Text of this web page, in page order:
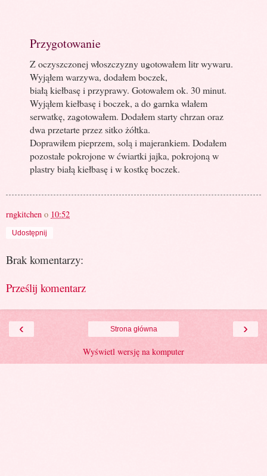
Przygotowanie
Z oczyszczonej włoszczyzny ugotowałem litr wywaru.
Wyjąłem warzywa, dodałem boczek,
białą kiełbasę i przyprawy. Gotowałem ok. 30 minut.
Wyjąłem kiełbasę i boczek, a do garnka wlałem
serwatkę, zagotowałem. Dodałem starty chrzan oraz
dwa przetarte przez sitko żółtka.
Doprawiłem pieprzem, solą i majerankiem. Dodałem
pozostałe pokrojone w ćwiartki jajka, pokrojoną w
plastry białą kiełbasę i w kostkę boczek.
rngkitchen o 10:52
Udostępnij
Brak komentarzy:
Prześlij komentarz
‹ ›
Strona główna
Wyświetl wersję na komputer